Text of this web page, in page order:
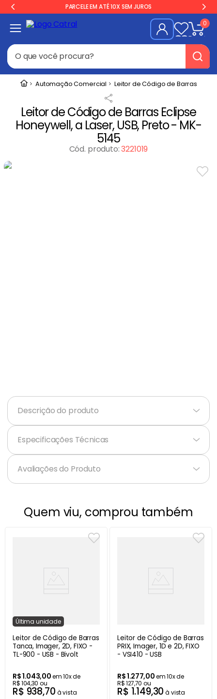
PARCELE EM ATÉ 10X SEM JUROS
0
O que você procura?
Automação Comercial Leitor de Código de Barras
Leitor de Código de Barras Eclipse
Honeywell, a Laser, USB, Preto - MK-
5145
Cód. produto:3221019
Descrição do produto +
Especificações Técnicas +
Avaliações do Produto
Quem viu, comprou também
Última unidade
Leitor de Código de Barras
Tanca, Imager, 2D, FIXO -
TL-900 - USB - Bivolt
R$1.043,00em10x de
R$104,30 ou
R$ 938,70 à vista
Leitor de Código de Barras
PRIX, Imager, 1D e 2D, FIXO
- VSI410 - USB
R$1.277,00em10x de
R$127,70 ou
R$ 1.149,30 à vista
Termos mais buscados
2º Geladeira
3 º Balança